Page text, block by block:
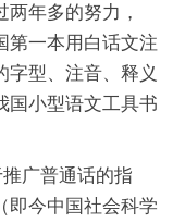
年多的努力，
第一本用白话文注
字型、注音、释义
国小型语文工具书
广普通话的指
即今中国社会科学